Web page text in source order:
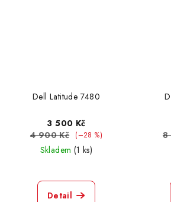
Dell Latitude 7480
3 500 Kč
4 900 Kč
(–28 %)
Skladem (1 ks)
Detail
8